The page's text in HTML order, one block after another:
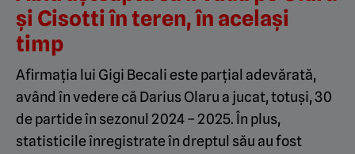
și Cisotti în teren, în același
timp
Afirmația lui Gigi Becali este parțial adevărată,
având în vedere că Darius Olaru a jucat, totuși, 30
de partide în sezonul 2024 – 2025. În plus,
statisticile înregistrate în dreptul său au fost